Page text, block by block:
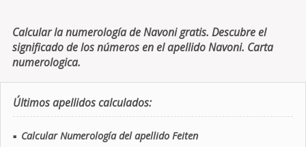
Calcular la numerología de Navoni gratis. Descubre el
significado de los números en el apellido Navoni. Carta
numerologica.
Últimos apellidos calculados:
■ Calcular Numerología del apellido Feiten